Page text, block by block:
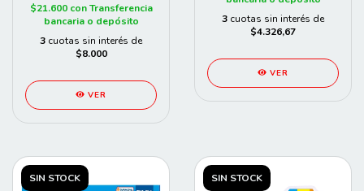
$21.600 con Transferencia
bancaria o depósito
3 cuotas sin interés de
$8.000
VER
3 cuotas sin interés de
$4.326,67
VER
SIN STOCK SIN STOCK